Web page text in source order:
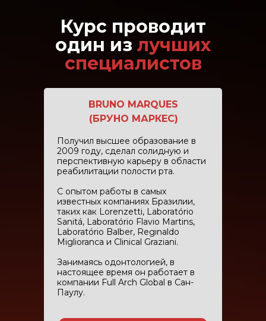
Курс проводит
один из лучших
специалистов
BRUNO MARQUES
(БРУНО МАРКЕС)
Получил высшее образование в
2009 году, сделал солидную и
перспективную карьеру в области
реабилитации полости рта.
С опытом работы в самых
известных компаниях Бразилии,
таких как Lorenzetti, Laboratório
Sanitá, Laboratório Flavio Martins,
Laboratório Balber, Reginaldo
Miglioranca и Clinical Graziani.
Занимаясь одонтологией, в
настоящее время он работает в
компании Full Arch Global в Сан-
Паулу.